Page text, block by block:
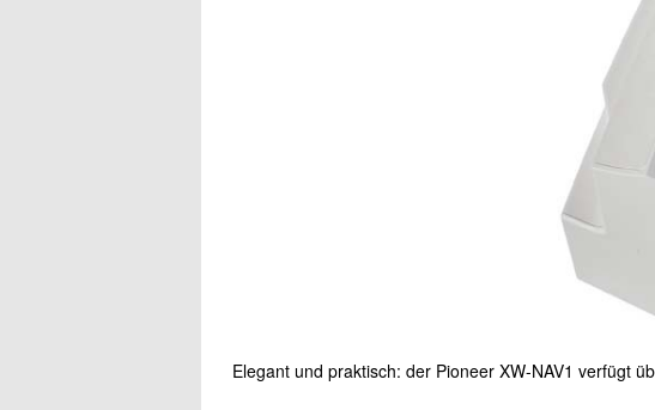
Elegant und praktisch: der Pioneer XW-NAV1 verfügt